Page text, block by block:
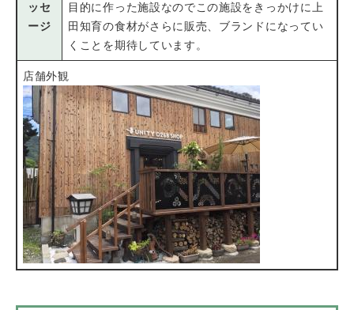
ッセ
ージ
目的に作った施設なのでこの施設をきっかけに上
田知育の食材がさらに販売、ブランドになってい
くことを期待しています。
店舗外観